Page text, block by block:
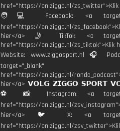
href="https://on.ziggo.nl/
🧑💻 Facebook: <a
href="https://on.ziggo.nl/
hier</a> 🤳 TikTok: <a
href="https://on.ziggo.nl/zs_tiktok">Klik
Website: www.ziggosport.nl 🎧
target="_blank"
href="https://on.ziggo.nl/
hier</a> 𝗩𝗢𝗟𝗚 𝗭𝗜𝗚𝗚𝗢 𝗦𝗣𝗢𝗥𝗧
⚽️ 📸 Instagram: <a
href="https://on.ziggo.nl/
hier</a> 🐦 X: <a
href="https://on.ziggo.nl/